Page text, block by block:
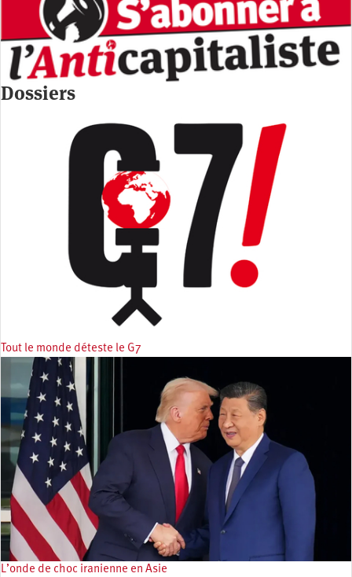
Dossiers
Tout le monde déteste le G7
L’onde de choc iranienne en Asie